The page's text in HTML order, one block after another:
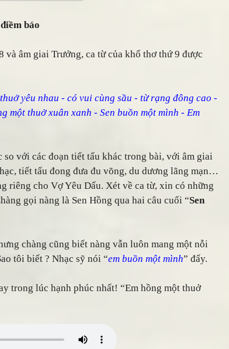
báo
âm giai Trưởng, ca từ của khổ thơ thứ 9 được
yêu nhau - có vui cùng sầu - từ rạng đông cao -
một thuở xuân xanh - Sen buồn một mình - Em
với các đoạn tiết tấu khác trong bài, với âm giai
tiết tấu đong đưa đu võng, du dương lãng mạn…
riêng cho Vợ Yêu Dấu. Xét về ca từ, xin có những
gọi nàng là Sen Hồng qua hai câu cuối “Sen
chàng cũng biết nàng vẫn luôn mang một nỗi
tôi biết ? Nhạc sỹ nói “em buồn một mình” đấy.
trong lúc hạnh phúc nhất! “Em hồng một thuở